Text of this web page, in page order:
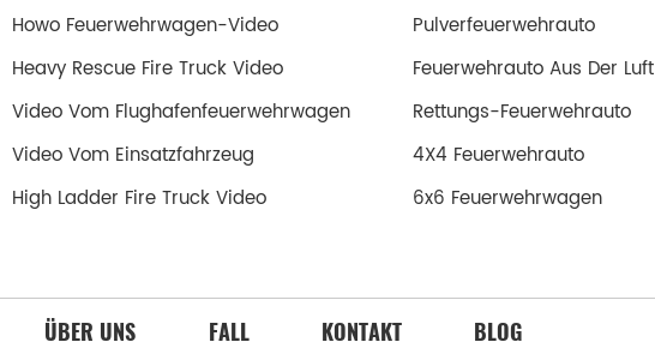
Howo Feuerwehrwagen-Video
Heavy Rescue Fire Truck Video
Video Vom Flughafenfeuerwehrwagen
Video Vom Einsatzfahrzeug
High Ladder Fire Truck Video
Pulverfeuerwehrauto
Feuerwehrauto Aus Der Luft
Rettungs-Feuerwehrauto
4X4 Feuerwehrauto
6x6 Feuerwehrwagen
ÜBER UNS FALL KONTAKT BLOG